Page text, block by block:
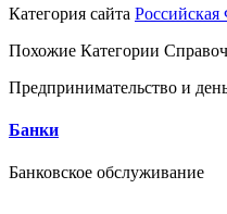
Категория сайта Российская
Похожие Категории
Предпринимательство и
Банки
Банковское обслуживание